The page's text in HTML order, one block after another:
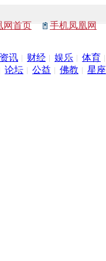
网首页 手机凤凰网
资讯 财经 娱乐 体育
论坛
公益 佛教 星座